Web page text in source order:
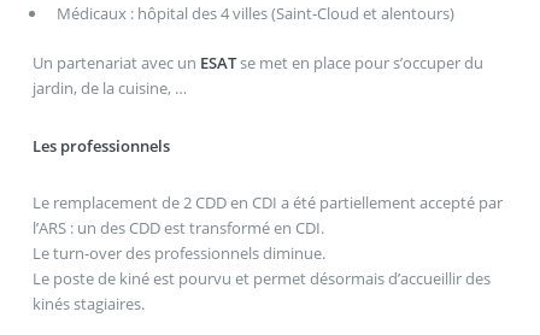
Médicaux : hôpital des 4 villes (Saint-Cloud et alentours)
Un partenariat avec un ESATse met en place pour s’occuper du
jardin, de la cuisine, …
Les professionnels
Le remplacement de 2 CDD en CDI a été partiellement accepté par
l’ARS : un des CDD est transformé en CDI.
Le turn-over des professionnels diminue.
Le poste de kiné est pourvu et permet désormais d’accueillir des
kinés stagiaires.